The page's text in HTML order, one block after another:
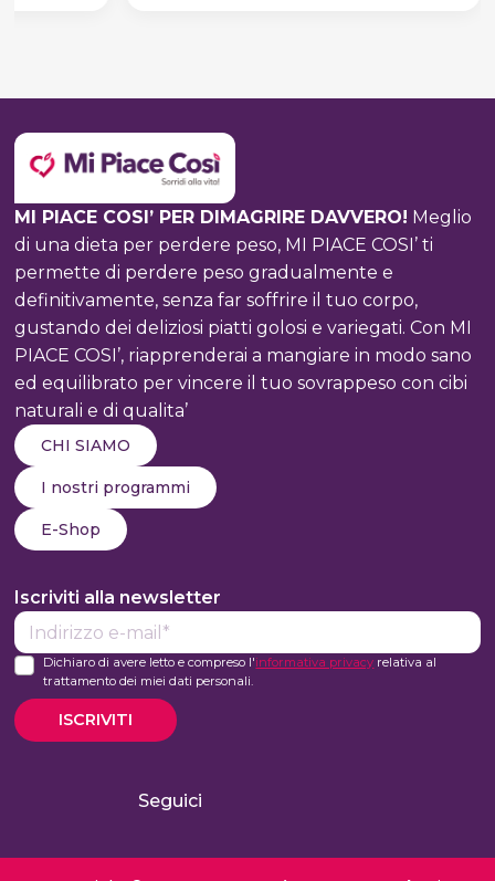
MI PIACE COSI’ PER DIMAGRIRE DAVVERO! Meglio
di una dieta per perdere peso, MI PIACE COSI’ ti
permette di perdere peso gradualmente e
definitivamente, senza far soffrire il tuo corpo,
gustando dei deliziosi piatti golosi e variegati. Con MI
PIACE COSI’, riapprenderai a mangiare in modo sano
ed equilibrato per vincere il tuo sovrappeso con cibi
naturali e di qualita’
CHI SIAMO
I nostri programmi
E-Shop
Iscriviti alla newsletter
E-
mail*Dichiaro di avere letto e compreso l'informativa privacy relativa al
trattamento dei miei dati personali.
ISCRIVITI
Seguici